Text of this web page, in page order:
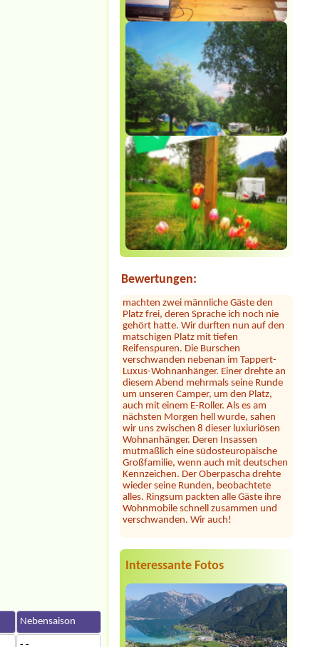
Bewertungen:
Sylvia Vodel***
Die Bilder mit dem See täuschen. Der
See liegt ein Stück entfernt. Dafür ist
das Camping nah an der Autobahn.
Der Hammer kommt jetzt: dort hauste
ein Clan! Der uns zugewiesene Platz
nach Bitten der Platzbetreiberin
machten zwei männliche Gäste den
Platz frei, deren Sprache ich noch nie
gehört hatte. Wir durften nun auf den
matschigen Platz mit tiefen
Reifenspuren. Die Burschen
verschwanden nebenan im Tappert-
Luxus-Wohnanhänger. Einer drehte an
diesem Abend mehrmals seine Runde
um unseren Camper, um den Platz,
auch mit einem E-Roller. Als es am
nächsten Morgen hell wurde, sahen
wir uns zwischen 8 dieser luxiuriösen
Wohnanhänger. Deren Insassen
mutmaßlich eine südosteuropäische
Großfamilie, wenn auch mit deutschen
Kennzeichen. Der Oberpascha drehte
wieder seine Runden, beobachtete
alles. Ringsum packten alle Gäste ihre
Wohnmobile schnell zusammen und
verschwanden. Wir auch!
Julia*****
gelegen direkt am See mit großer
Liegewiese und tollem Seezugang. Die
Sanitäranlagen sind sehr großzügig und
sauber. Seit heuer gibt es samstags
Feuerkörbe und Stockbrot am Strand
... unsere Kinder und auch wir
Erwachsene waren begeistert! Hier
fühlt man sich jederzeit willkommen,
wir können diesen Platz nur wärmstens
Interessante Fotos
Nebensaison